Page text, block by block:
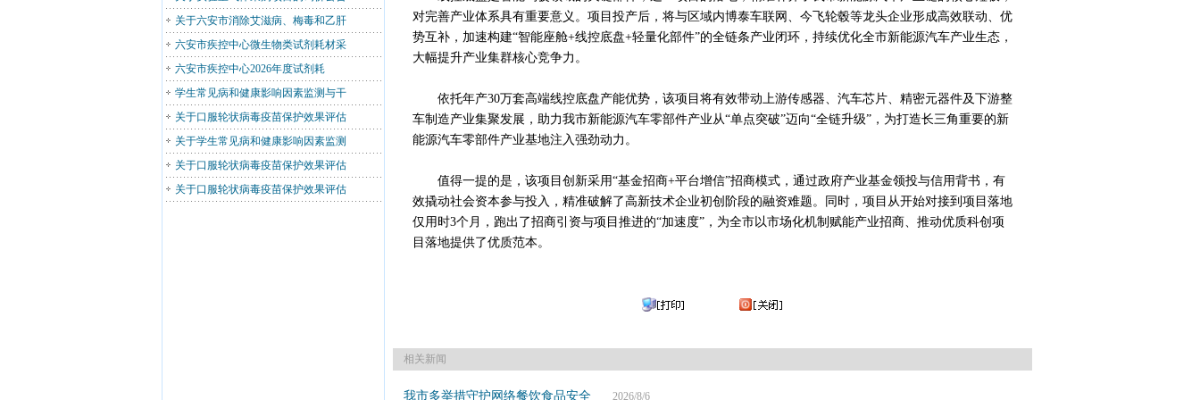
关于六安市消除艾滋病、梅毒和乙肝
六安市疾控中心微生物类试剂耗材采
六安市疾控中心2026年度试剂耗
学生常见病和健康影响因素监测与干
关于口服轮状病毒疫苗保护效果评估
关于学生常见病和健康影响因素监测
关于口服轮状病毒疫苗保护效果评估
关于口服轮状病毒疫苗保护效果评估
对完善产业体系具有重要意义。项目投产后，将与区域内博泰车联网、今飞轮毂等龙头企业形成高效联动、优
势互补，加速构建“智能座舱+线控底盘+轻量化部件”的全链条产业闭环，持续优化全市新能源汽车产业生态，
大幅提升产业集群核心竞争力。
依托年产30万套高端线控底盘产能优势，该项目将有效带动上游传感器、汽车芯片、精密元器件及下游整
车制造产业集聚发展，助力我市新能源汽车零部件产业从“单点突破”迈向“全链升级”，为打造长三角重要的新
能源汽车零部件产业基地注入强劲动力。
值得一提的是，该项目创新采用“基金招商+平台增信”招商模式，通过政府产业基金领投与信用背书，有
效撬动社会资本参与投入，精准破解了高新技术企业初创阶段的融资难题。同时，项目从开始对接到项目落地
仅用时3个月，跑出了招商引资与项目推进的“加速度”，为全市以市场化机制赋能产业招商、推动优质科创项
目落地提供了优质范本。
相关新闻
我市多举措守护网络餐饮食品安全2026/8/6